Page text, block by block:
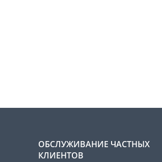
ОБСЛУЖИВАНИЕ ЧАСТНЫХ
КЛИЕНТОВ